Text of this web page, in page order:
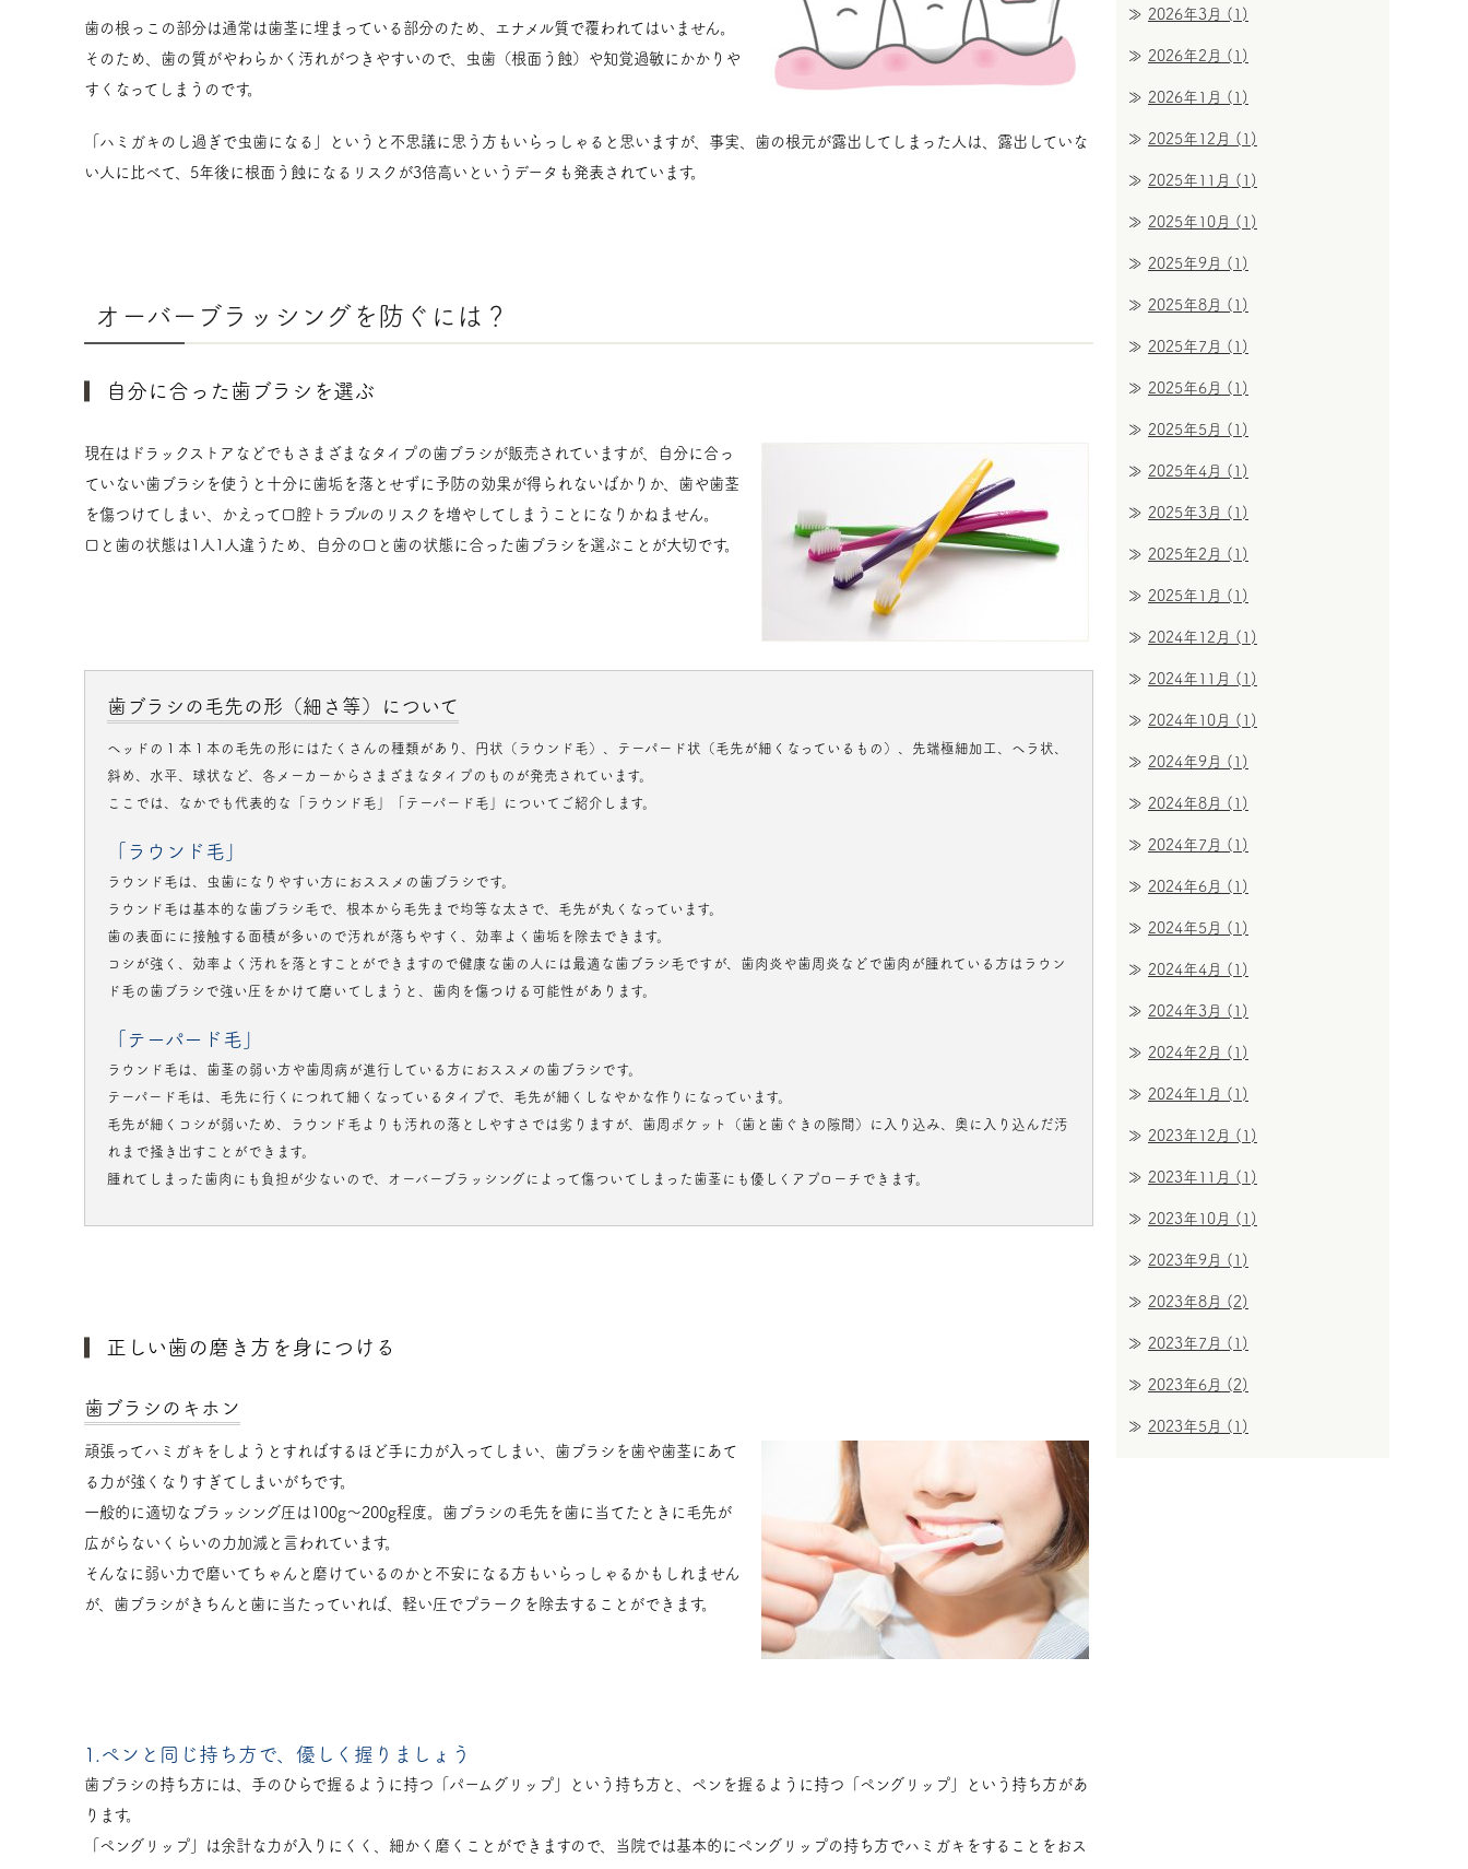
歯の根っこの部分は通常は歯茎に埋まっている部分のため、エナメル質で覆われてはいません。
そのため、歯の質がやわらかく汚れがつきやすいので、虫歯（根面う蝕）や知覚過敏にかかりや
すくなってしまうのです。
「ハミガキのし過ぎで虫歯になる」というと不思議に思う方もいらっしゃると思いますが、事実、歯の根元が露出してしまった人は、露出していな
い人に比べて、5年後に根面う蝕になるリスクが3倍高いというデータも発表されています。
オーバーブラッシングを防ぐには？
自分に合った歯ブラシを選ぶ
現在はドラックストアなどでもさまざまなタイプの歯ブラシが販売されていますが、自分に合っ
ていない歯ブラシを使うと十分に歯垢を落とせずに予防の効果が得られないばかりか、歯や歯茎
を傷つけてしまい、かえって口腔トラブルのリスクを増やしてしまうことになりかねません。
口と歯の状態は1人1人違うため、自分の口と歯の状態に合った歯ブラシを選ぶことが大切です。
歯ブラシの毛先の形（細さ等）について
ヘッドの１本１本の毛先の形にはたくさんの種類があり、円状（ラウンド毛）、テーパード状（毛先が細くなっているもの）、先端極細加工、ヘラ状、
斜め、水平、球状など、各メーカーからさまざまなタイプのものが発売されています。
ここでは、なかでも代表的な「ラウンド毛」「テーパード毛」についてご紹介します。
「ラウンド毛」
ラウンド毛は、虫歯になりやすい方におススメの歯ブラシです。
ラウンド毛は基本的な歯ブラシ毛で、根本から毛先まで均等な太さで、毛先が丸くなっています。
歯の表面にに接触する面積が多いので汚れが落ちやすく、効率よく歯垢を除去できます。
コシが強く、効率よく汚れを落とすことができますので健康な歯の人には最適な歯ブラシ毛ですが、歯肉炎や歯周炎などで歯肉が腫れている方はラウン
ド毛の歯ブラシで強い圧をかけて磨いてしまうと、歯肉を傷つける可能性があります。
「テーパード毛」
ラウンド毛は、歯茎の弱い方や歯周病が進行している方におススメの歯ブラシです。
テーパード毛は、毛先に行くにつれて細くなっているタイプで、毛先が細くしなやかな作りになっています。
毛先が細くコシが弱いため、ラウンド毛よりも汚れの落としやすさでは劣りますが、歯周ポケット（歯と歯ぐきの隙間）に入り込み、奥に入り込んだ汚
れまで掻き出すことができます。
腫れてしまった歯肉にも負担が少ないので、オーバーブラッシングによって傷ついてしまった歯茎にも優しくアプローチできます。
正しい歯の磨き方を身につける
歯ブラシのキホン
頑張ってハミガキをしようとすればするほど手に力が入ってしまい、歯ブラシを歯や歯茎にあて
る力が強くなりすぎてしまいがちです。
一般的に適切なブラッシング圧は100g〜200g程度。歯ブラシの毛先を歯に当てたときに毛先が
広がらないくらいの力加減と言われています。
そんなに弱い力で磨いてちゃんと磨けているのかと不安になる方もいらっしゃるかもしれません
が、歯ブラシがきちんと歯に当たっていれば、軽い圧でプラークを除去することができます。
1.ペンと同じ持ち方で、優しく握りましょう
歯ブラシの持ち方には、手のひらで握るように持つ「パームグリップ」という持ち方と、ペンを握るように持つ「ペングリップ」という持ち方があ
ります。
「ペングリップ」は余計な力が入りにくく、細かく磨くことができますので、当院では基本的にペングリップの持ち方でハミガキをすることをおス
2026年3月 (1)
2026年2月 (1)
2026年1月 (1)
2025年12月 (1)
2025年11月 (1)
2025年10月 (1)
2025年9月 (1)
2025年8月 (1)
2025年7月 (1)
2025年6月 (1)
2025年5月 (1)
2025年4月 (1)
2025年3月 (1)
2025年2月 (1)
2025年1月 (1)
2024年12月 (1)
2024年11月 (1)
2024年10月 (1)
2024年9月 (1)
2024年8月 (1)
2024年7月 (1)
2024年6月 (1)
2024年5月 (1)
2024年4月 (1)
2024年3月 (1)
2024年2月 (1)
2024年1月 (1)
2023年12月 (1)
2023年11月 (1)
2023年10月 (1)
2023年9月 (1)
2023年8月 (2)
2023年7月 (1)
2023年6月 (2)
2023年5月 (1)